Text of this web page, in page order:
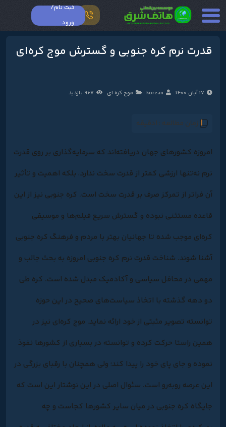
ثبت نام/
ورود
قدرت نرم کره جنوبی و گسترش موج کره‌‌ای
17 آبان 1400 korean موج کره ای 967 بازدید
زمان مطالعه : 1دقیقه
امروزه کشورهای جهان دریافته‌اند که سرمایه‌گذاری بر روی قدرت
نرم نه‌تنها ارزشی کمتر از قدرت سخت ندارد، بلکه اهمیت و تأثیر
آن فراتر از تمرکز صرف بر قدرت سخت است. کره جنوبی نیز از این
قاعده مستثنی نبوده و گسترش سریع فیلم‌ها و موسیقی
کره‌ای موجب شده تا جهانیان بهتر با مردم و فرهنگ کره جنوبی
آشنا شوند. شناخت قدرت نرم کره جنوبی امروزه به بحث جالب و
مهمی در محافل سیاسی و آکادمیک مبدل شده است. کره طی
دو دهه گذشته با اتخاذ سیاست‌های صحیح در این حوزه
توانسته تصویر مثبتی از خود ارائه نماید. موج کره‌ای نیز در
همین راستا حرکت کرده و توانسته در بسیاری از کشورها نفوذ
نموده و جای پای خود را پیدا کند؛ ولی همچنان با رقبای بزرگی در
این عرصه روبه‌رو است. سئوال اصلی در این نوشتار این است که
جایگاه کره جنوبی در میان سایر کشورها کجاست و چه